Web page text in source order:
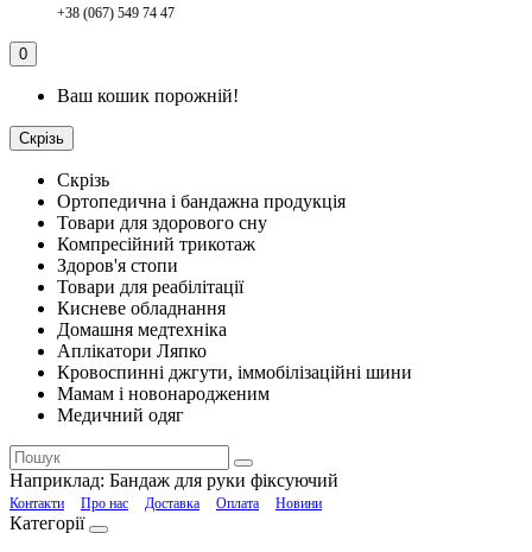
+38 (067) 549 74 47
0
Ваш кошик порожній!
Скрізь
Скрізь
Ортопедична і бандажна продукція
Товари для здорового сну
Компресійний трикотаж
Здоров'я стопи
Товари для реабілітації
Кисневе обладнання
Домашня медтехніка
Аплікатори Ляпко
Кровоспинні джгути, іммобілізаційні шини
Мамам і новонародженим
Медичний одяг
Наприклад: Бандаж для руки фіксуючий
Контакти Про нас Доставка Оплата Новини
Категорії